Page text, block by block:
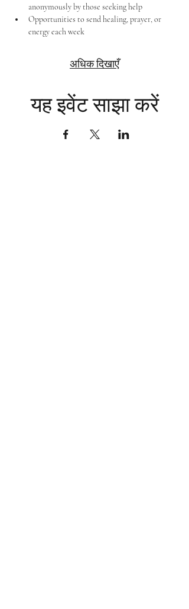
anonymously by those seeking help
Opportunities to send healing, prayer, or
energy each week
अधिक दिखाएँ
यह इवेंट साझा करें